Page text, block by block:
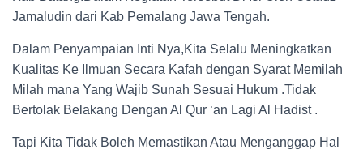
Jamaludin dari Kab Pemalang Jawa Tengah.
Dalam Penyampaian Inti Nya,Kita Selalu Meningkatkan
Kualitas Ke Ilmuan Secara Kafah dengan Syarat Memilah
Milah mana Yang Wajib Sunah Sesuai Hukum .Tidak
Bertolak Belakang Dengan Al Qur ‘an Lagi Al Hadist .
Tapi Kita Tidak Boleh Memastikan Atau Menganggap Hal